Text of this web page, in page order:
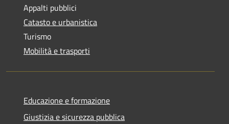
Appalti pubblici
Catasto e urbanistica
Turismo
Mobilità e trasporti
Educazione e formazione
Giustizia e sicurezza pubblica